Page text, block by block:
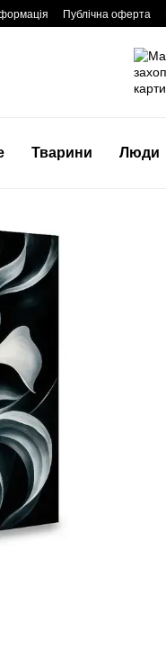
Публічна оферта
Тварини Люди